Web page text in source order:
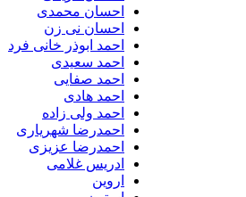
احسان محمدی
احسان نی زن
احمد ابوذر خانی فرد
احمد سعیدی
احمد صفایی
احمد هادی
احمد ولی زاده
احمدرضا شهریاری
احمدرضا عزیزی
ادریس غلامی
اروین